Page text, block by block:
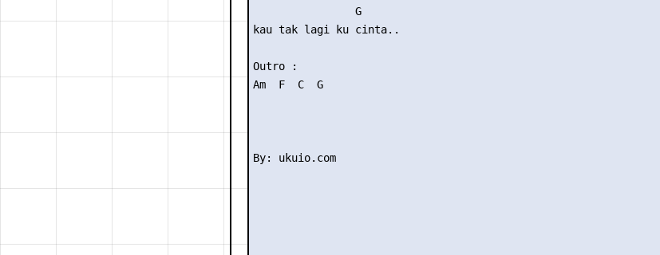
                G
kau tak lagi ku cinta..
Outro :
Am  F  C  G